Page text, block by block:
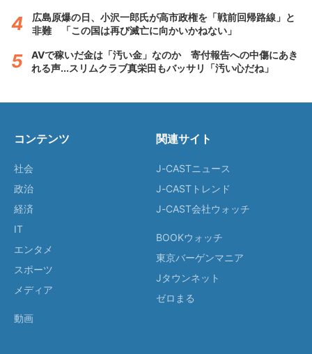
広島原爆の日、小沢一郎氏が高市政権を「戦前回帰路線」と
非難 「この国は再び滅亡に向かいかねない」
AVで稼いだ金は「汚い金」なのか 寄付報告への中傷にあき
れる声...スリムクラブ真栄田もバッサリ「汚い心だね」
コンテンツ
社会
政治
経済
IT
エンタメ
スポーツ
メディア
動画
関連サイト
J-CASTニュース
J-CASTトレンド
J-CAST会社ウォッチ
BOOKウォッチ
東京バーゲンマニア
Jタウンネット
ゼロまる